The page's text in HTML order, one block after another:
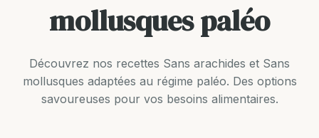
mollusques paléo
Découvrez nos recettes Sans arachides et Sans
mollusques adaptées au régime paléo. Des options
savoureuses pour vos besoins alimentaires.